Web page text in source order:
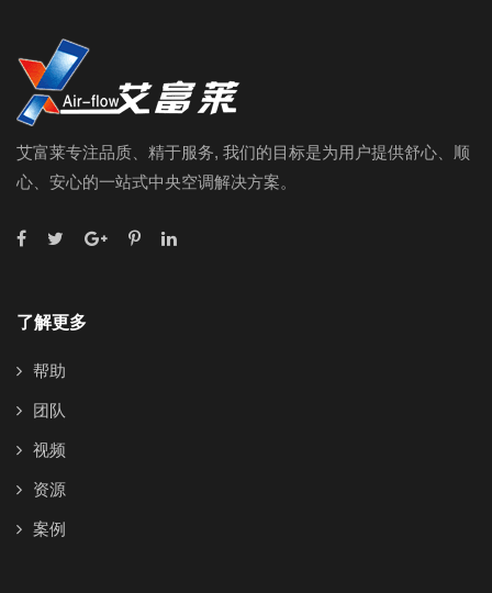
艾富莱专注品质、精于服务, 我们的目标是为用户提供舒心、顺
心、安心的一站式中央空调解决方案。
了解更多
帮助
团队
视频
资源
案例